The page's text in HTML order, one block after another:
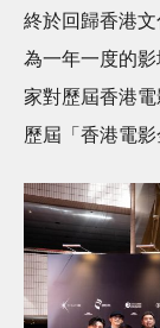
終於回歸香港
為一年一度的
家對歷屆香港
歷屆「香港電